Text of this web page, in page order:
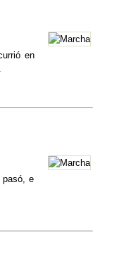
en
pasó, e